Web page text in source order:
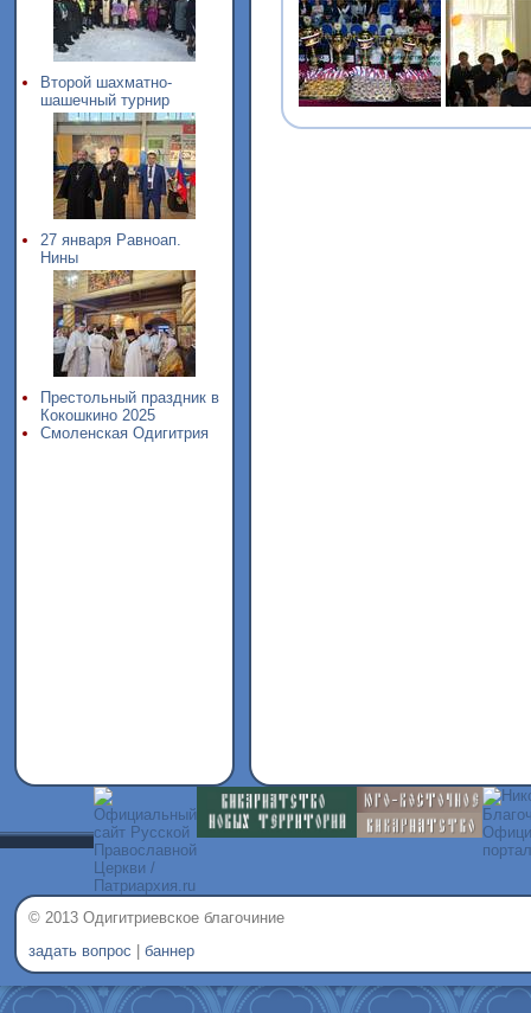
Второй шахматно-
шашечный турнир
27 января Равноап.
Нины
Престольный праздник в
Кокошкино 2025
Смоленская Одигитрия
© 2013 Одигитриевское благочиние
задать вопрос
баннер